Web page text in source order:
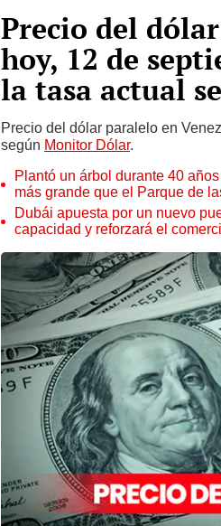
Precio del
hoy, 12 de
la tasa actual
Precio del dólar paralelo en
según Monitor Dólar.
Plantó un árbol durante 40
más grande que el Parque de
Dubái apuesta por un nuevo
capacidad y reforzará el